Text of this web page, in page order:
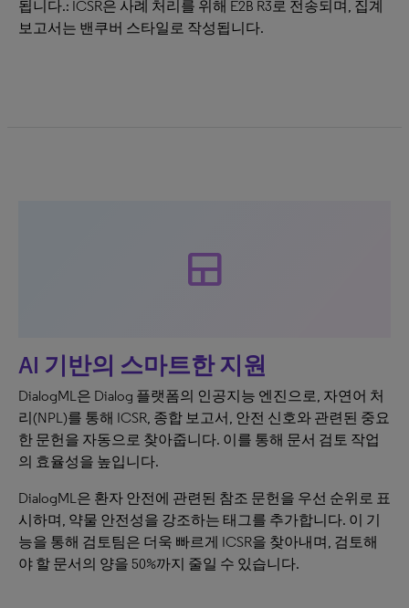
됩니다.: ICSR은 사례 처리를 위해 E2B R3로 전송되며, 집계
보고서는 밴쿠버 스타일로 작성됩니다.
team_dashboard
AI 기반의 스마트한 지원
DialogML은 Dialog 플랫폼의 인공지능 엔진으로, 자연어 처
리(NPL)를 통해 ICSR, 종합 보고서, 안전 신호와 관련된 중요
한 문헌을 자동으로 찾아줍니다. 이를 통해 문서 검토 작업
의 효율성을 높입니다.
DialogML은 환자 안전에 관련된 참조 문헌을 우선 순위로 표
시하며, 약물 안전성을 강조하는 태그를 추가합니다. 이 기
능을 통해 검토팀은 더욱 빠르게 ICSR을 찾아내며, 검토해
야 할 문서의 양을 50%까지 줄일 수 있습니다.